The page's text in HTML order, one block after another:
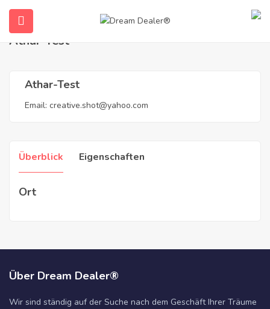
(Deutsch)
Home Athar-Test
Athar-Test
Athar-Test
Email: creative.shot@yahoo.com
Überblick Eigenschaften
Ort
Über Dream Dealer®
Wir sind ständig auf der Suche nach dem Geschäft Ihrer Träume